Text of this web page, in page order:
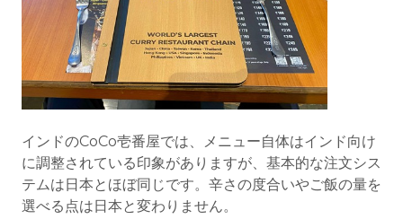
インドのCoCo壱番屋では、メニュー自体はインド向け
に調整されている印象がありますが、基本的な注文シス
テムは日本とほぼ同じです。辛さの度合いやご飯の量を
選べる点は日本と変わりません。